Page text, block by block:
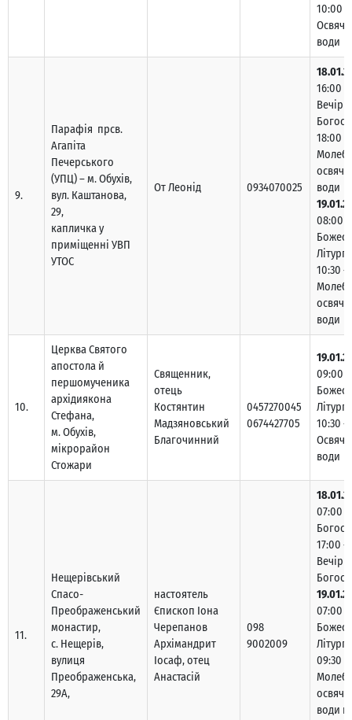
10:00 –
води
9.
Парафія прсв.
Агапіта
Печерського
(УПЦ) – м. Обухів,
вул. Каштанова,
29,
капличка у
приміщенні УВП
УТОС
От Леонід 0934070025
16:00 –
18:00 –
води
08:00 –
10:30 –
води
10.
Церква Святого
апостола й
першомученика
архідиякона
Стефана,
м. Обухів,
мікрорайон
Стожари
Священник,
отець
Костянтин
Мадзяновський
Благочинний
0457270045
0674427705
09:00
10:30 –
води
11.
Нещерівський
Спасо-
Преображенський
монастир,
с. Нещерів,
вулиця
Преображенська,
29А,
настоятель
Єпископ Іона
Черепанов
Архімандрит
Іосаф, отец
Анастасій
098
9002009
07:00 –
17:00 –
07:00 –
09:30 –
води